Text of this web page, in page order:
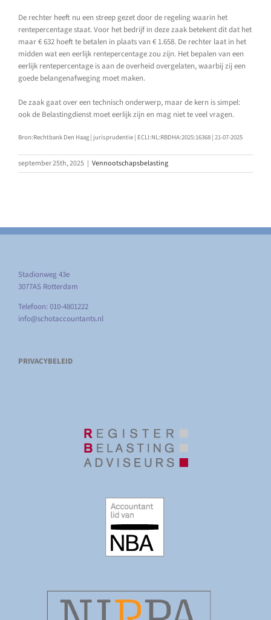
De rechter heeft nu een streep gezet door de regeling waarin het
rentepercentage staat. Voor het bedrijf in deze zaak betekent dit dat het
maar € 632 hoeft te betalen in plaats van € 1.658. De rechter laat in het
midden wat een eerlijk rentepercentage zou zijn. Het bepalen van een
eerlijk rentepercentage is aan de overheid overgelaten, waarbij zij een
goede belangenafweging moet maken.
De zaak gaat over een technisch onderwerp, maar de kern is simpel:
ook de Belastingdienst moet eerlijk zijn en mag niet te veel vragen.
Bron:Rechtbank Den Haag | jurisprudentie | ECLI:NL:RBDHA:2025:16368 | 21-07-2025
september 25th, 2025 | Vennootschapsbelasting
Stadionweg 43e
3077AS Rotterdam
Telefoon: 010-4801222
info@schotaccountants.nl
PRIVACYBELEID